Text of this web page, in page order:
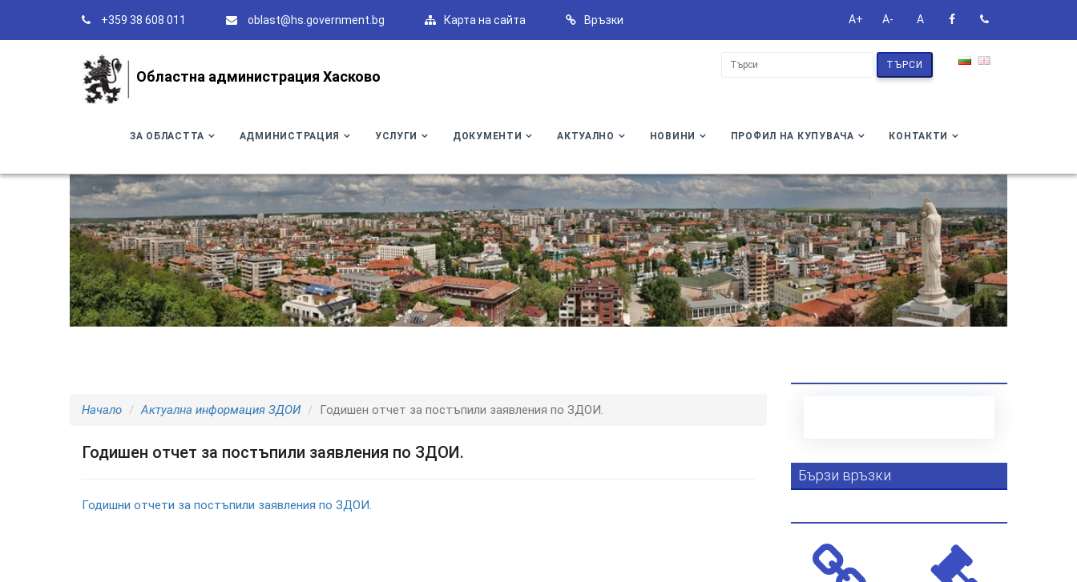
+359 38 608 011 oblast@hs.government.bg Карта на сайта Връзки A+ A- A
Областна администрация Хасково
ТЪРСИ
ЗА ОБЛАСТТА АДМИНИСТРАЦИЯ УСЛУГИ ДОКУМЕНТИ АКТУАЛНО НОВИНИ ПРОФИЛ НА КУПУВАЧА КОНТАКТИ
Начало Актуална информация ЗДОИ Годишен отчет за постъпили заявления по ЗДОИ.
Годишен отчет за постъпили заявления по ЗДОИ.
Годишни отчети за постъпили заявления по ЗДОИ.
Бързи връзки